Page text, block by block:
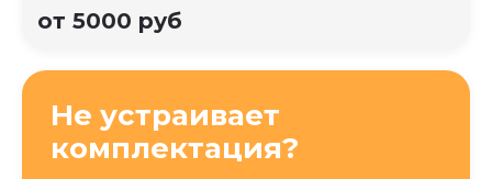
от 5000 руб
Не устраивает
комплектация?